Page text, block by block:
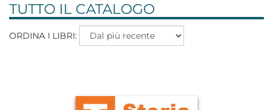
TUTTO IL CATALOGO
ORDINA I LIBRI: